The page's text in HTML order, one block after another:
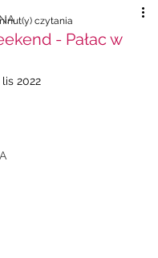
- Pałac w
czytania
lis 2022